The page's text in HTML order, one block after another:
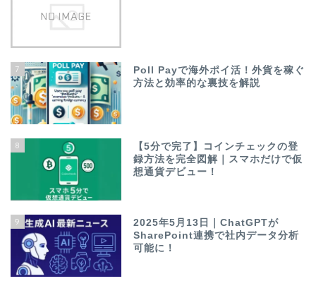
7
Poll Payで海外ポイ活！外貨を稼ぐ
方法と効率的な裏技を解説
8
【5分で完了】コインチェックの登
録方法を完全図解｜スマホだけで仮
想通貨デビュー！
9
2025年5月13日｜ChatGPTが
SharePoint連携で社内データ分析
可能に！